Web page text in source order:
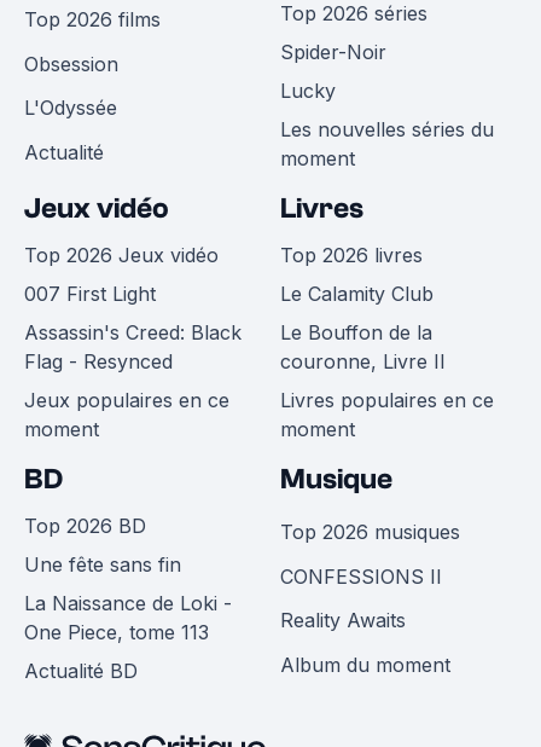
Top 2026 films
Obsession
L'Odyssée
Actualité
Top 2026 séries
Spider-Noir
Lucky
Les nouvelles séries du
moment
Jeux vidéo
Top 2026 Jeux vidéo
007 First Light
Assassin's Creed: Black
Flag - Resynced
Jeux populaires en ce
moment
Livres
Top 2026 livres
Le Calamity Club
Le Bouffon de la
couronne, Livre II
Livres populaires en ce
moment
BD
Top 2026 BD
Une fête sans fin
La Naissance de Loki -
One Piece, tome 113
Actualité BD
Musique
Top 2026 musiques
CONFESSIONS II
Reality Awaits
Album du moment